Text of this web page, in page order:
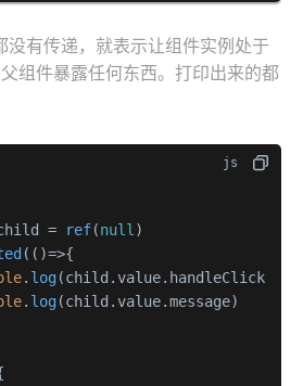
没有传递，就表示让组件实例处于
组件暴露任何东西。打印出来的都
= ref(null )
( ()=>{
. log(child.value. handleClick
. log(child.value.message)